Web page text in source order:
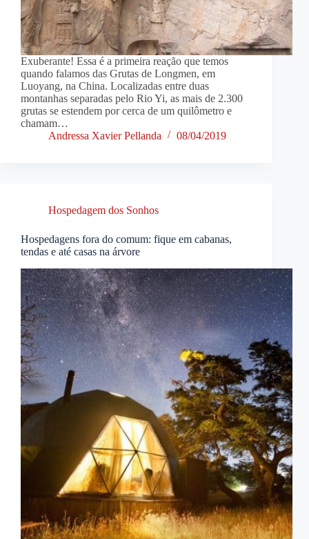
Exuberante! Essa é a primeira reação que temos
quando falamos das Grutas de Longmen, em
Luoyang, na China. Localizadas entre duas
montanhas separadas pelo Rio Yi, as mais de 2.300
grutas se estendem por cerca de um quilômetro e
chamam…
Andressa Xavier Pellanda
08/04/2019
Hospedagem dos Sonhos
Hospedagens fora do comum: fique em cabanas,
tendas e até casas na árvore